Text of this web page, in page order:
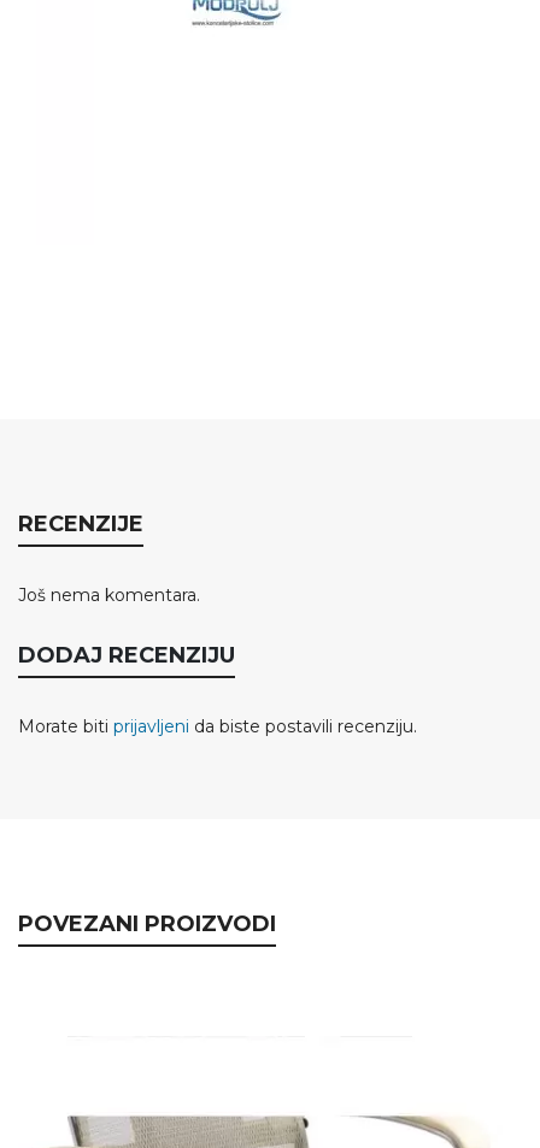
RECENZIJE
Još nema komentara.
DODAJ RECENZIJU
Morate biti prijavljeni da biste postavili recenziju.
POVEZANI PROIZVODI